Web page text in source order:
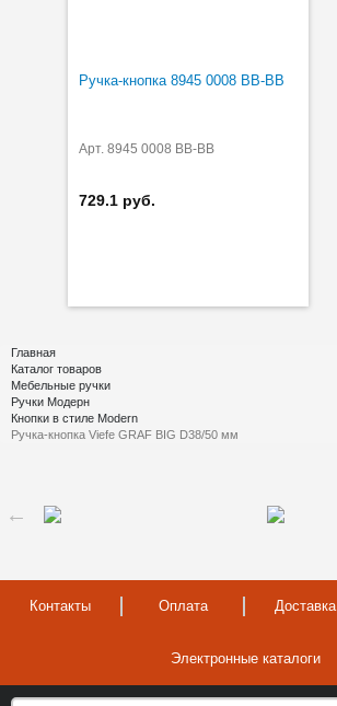
Ручка-кнопка 8945 0008 BB-BB
Арт. 8945 0008 BB-BB
729.1 руб.
Главная
Каталог товаров
Мебельные ручки
Ручки Модерн
Кнопки в стиле Modern
Ручка-кнопка Viefe GRAF BIG D38/50 мм
Контакты Оплата Доставка
Электронные каталоги